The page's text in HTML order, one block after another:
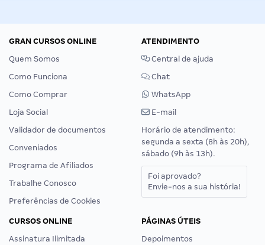
GRAN CURSOS ONLINE
Quem Somos
Como Funciona
Como Comprar
Loja Social
Validador de documentos
Conveniados
Programa de Afiliados
Trabalhe Conosco
Preferências de Cookies
ATENDIMENTO
Central de ajuda
Chat
WhatsApp
E-mail
Horário de atendimento:
segunda a sexta (8h às 20h),
sábado (9h às 13h).
Foi aprovado?
Envie-nos a sua história!
CURSOS ONLINE
Assinatura Ilimitada
PÁGINAS ÚTEIS
Depoimentos